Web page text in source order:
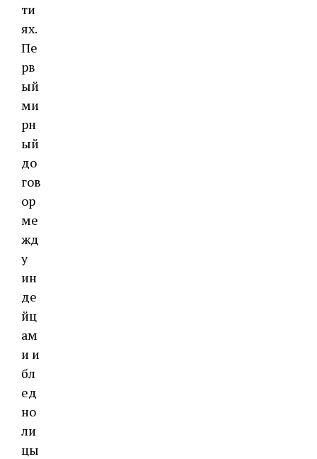
ти
ях.
Пе
рв
ый
ми
рн
ый
до
гов
ор
ме
жд
у
ин
де
йц
ам
и и
бл
ед
но
ли
цы